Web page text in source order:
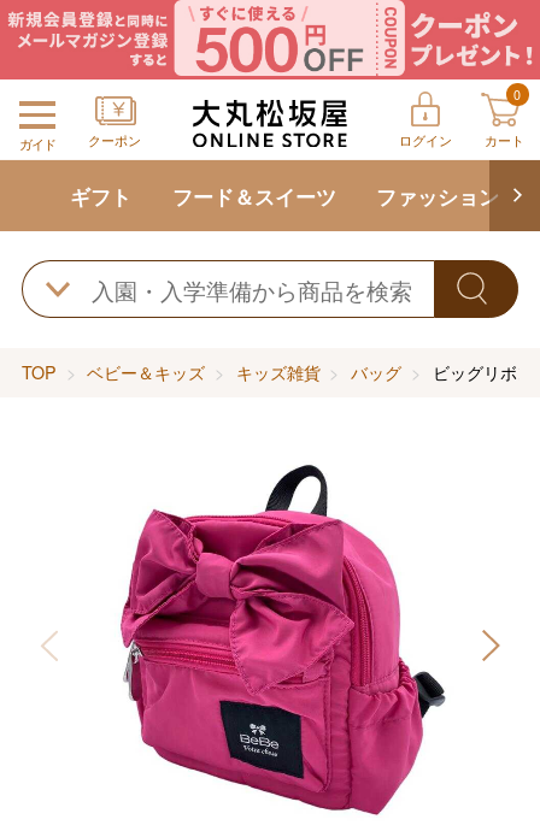
ガイド クーポン ログイン
0
カート
ギフト フード＆スイーツ ファッション
TOP ベビー＆キッズ キッズ雑貨 バッグ ビッグリボ